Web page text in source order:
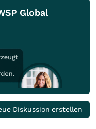
Global
Diskussion erstellen